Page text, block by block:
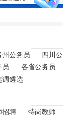
州公务员
四川公
员
各省公务员
调遴选
招聘
特岗教师